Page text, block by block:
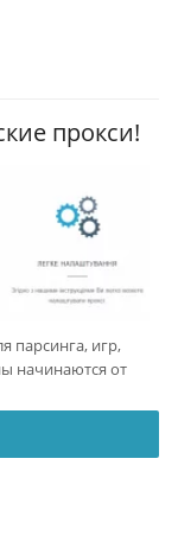
прокси!
парсинга, игр,
начинаются от